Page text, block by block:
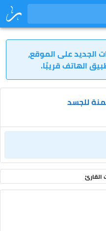
الجديد على الموقع،
الهاتف قريبًا.
للجسد
القارئ